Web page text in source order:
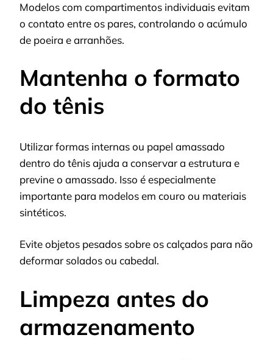
Modelos com compartimentos individuais evitam
o contato entre os pares, controlando o acúmulo
de poeira e arranhões.
Mantenha o formato
do tênis
Utilizar formas internas ou papel amassado
dentro do tênis ajuda a conservar a estrutura e
previne o amassado. Isso é especialmente
importante para modelos em couro ou materiais
sintéticos.
Evite objetos pesados sobre os calçados para não
deformar solados ou cabedal.
Limpeza antes do
armazenamento